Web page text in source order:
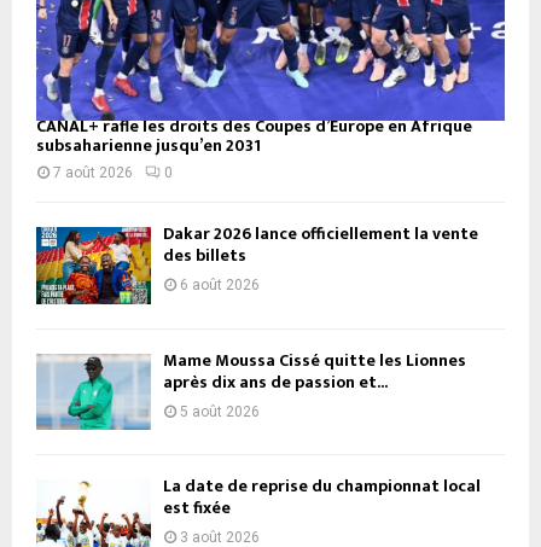
CANAL+ rafle les droits des Coupes d’Europe en Afrique
subsaharienne jusqu’en 2031
7 août 2026 0
Dakar 2026 lance officiellement la vente
des billets
6 août 2026
Mame Moussa Cissé quitte les Lionnes
après dix ans de passion et...
5 août 2026
La date de reprise du championnat local
est fixée
3 août 2026